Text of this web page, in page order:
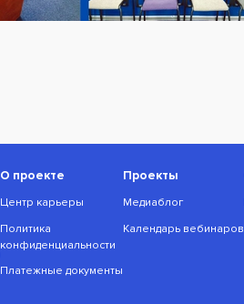
О проекте
Центр карьеры
Политика
конфиденциальности
Платежные документы
Проекты
Медиаблог
Календарь вебинаров